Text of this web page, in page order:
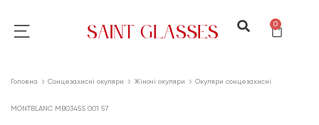
0
Головна Сонцезахисні окуляри Жіночі окуляри Окуляри сонцезахисні
MONTBLANC MB0345S 001 57